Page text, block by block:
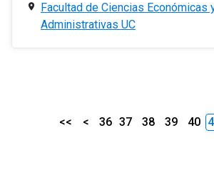
Facultad de Ciencias Económicas
Administrativas UC
<< < 36 37 38 39 40